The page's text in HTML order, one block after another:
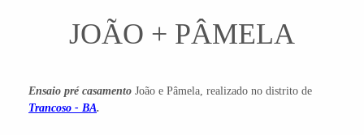
JOÃO + PÂMELA
Ensaio pré casamento João e Pâmela, realizado no distrito de
Trancoso - BA.